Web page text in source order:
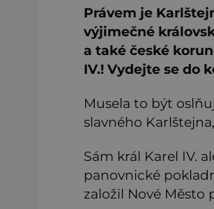
Právem je
výjimečné
a také české
IV.! Vydejte se do
Musela to být
slavného
Sám král Karel IV.
panovnické
založil Nové Město